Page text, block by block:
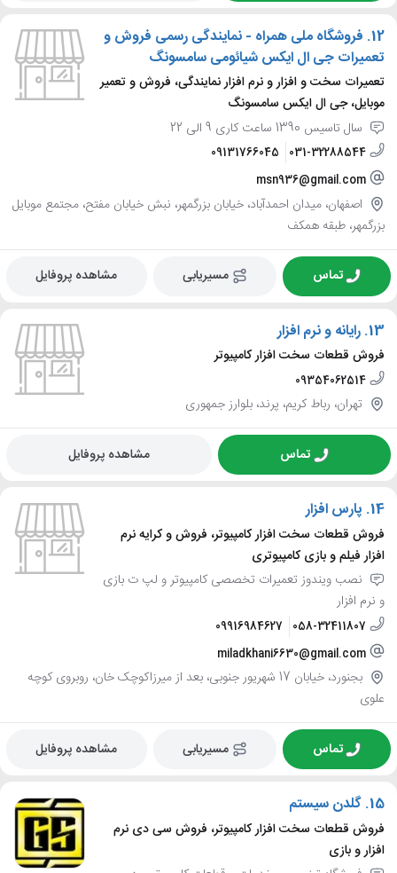
12. فروشگاه ملی همراه - نمایندگی رسمی فروش و
تعمیرات جی ال ایکس شیائومی سامسونگ
تعمیرات سخت و افزار و نرم افزار نمایندگی، فروش و تعمیر
موبایل، جی ال ایکس سامسونگ
سال تاسیس 1390 ساعت کاری 9 الی 22
031-32288544
09131766045
msn936@gmail.com
اصفهان، میدان احمدآباد، خیابان بزرگمهر، نبش خیابان مفتح، مجتمع موبایل
بزرگمهر، طبقه همکف
تماس مسیریابی مشاهده پروفایل
13. رایانه و نرم افزار
فروش قطعات سخت افزار کامپیوتر
09354062514
تهران، رباط کریم، پرند، بلوارز جمهوری
تماس مشاهده پروفایل
14. پارس افزار
فروش قطعات سخت افزار کامپیوتر، فروش و کرایه نرم
افزار فیلم و بازی کامپیوتری
نصب ویندوز تعمیرات تخصصی کامپیوتر و لپ ت بازی
و نرم افزار
058-32411807
09916984627
miladkhani6630@gmail.com
بجنورد، خیابان 17 شهریور جنوبی، بعد از میرزاکوچک خان، روبروی کوچه
علوی
تماس مسیریابی مشاهده پروفایل
15. گلدن سیستم
فروش قطعات سخت افزار کامپیوتر، فروش سی دی نرم
افزار و بازی